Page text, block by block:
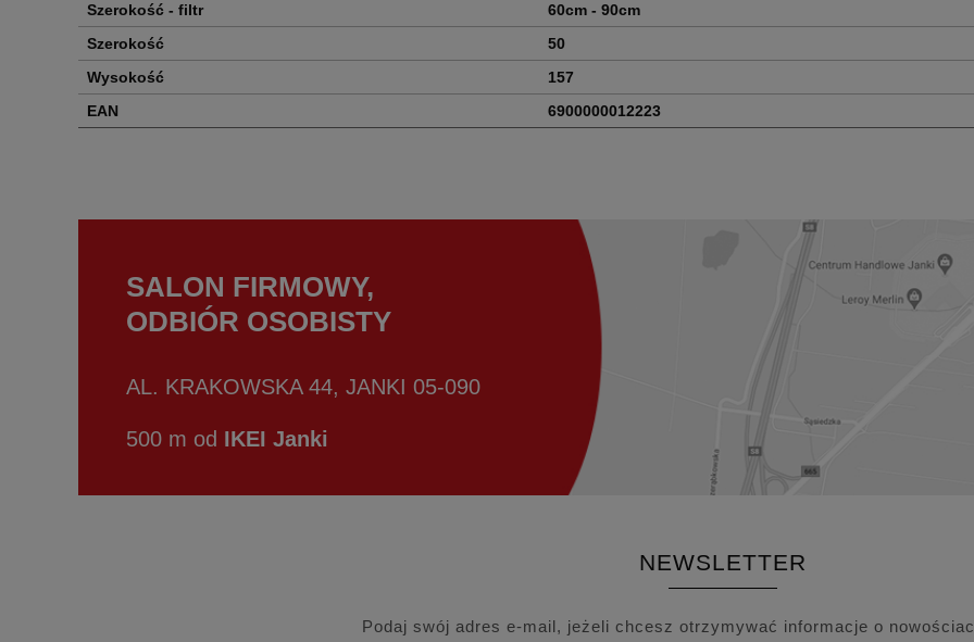
Szerokość - filtr
60cm - 90cm
Szerokość
50
Wysokość
157
EAN
6900000012223
SALON FIRMOWY,
ODBIÓR OSOBISTY
AL. KRAKOWSKA 44, JANKI 05-090
500 m od IKEI Janki
NEWSLETTER
Podaj swój adres e-mail, jeżeli chcesz otrzymywać informacje o